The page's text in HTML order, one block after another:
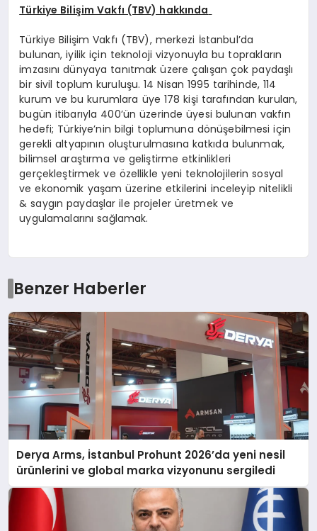
Türkiye Bilişim Vakfı (TBV) hakkında
Türkiye Bilişim Vakfı (TBV), merkezi İstanbul’da
bulunan, iyilik için teknoloji vizyonuyla bu toprakların
imzasını dünyaya tanıtmak üzere çalışan çok paydaşlı
bir sivil toplum kuruluşu. 14 Nisan 1995 tarihinde, 114
kurum ve bu kurumlara üye 178 kişi tarafından kurulan,
bugün itibarıyla 400’ün üzerinde üyesi bulunan vakfın
hedefi; Türkiye’nin bilgi toplumuna dönüşebilmesi için
gerekli altyapının oluşturulmasına katkıda bulunmak,
bilimsel araştırma ve geliştirme etkinlikleri
gerçekleştirmek ve özellikle yeni teknolojilerin sosyal
ve ekonomik yaşam üzerine etkilerini inceleyip nitelikli
& saygın paydaşlar ile projeler üretmek ve
uygulamalarını sağlamak.
Benzer Haberler
Derya Arms, İstanbul Prohunt 2026’da yeni nesil
ürünlerini ve global marka vizyonunu sergiledi